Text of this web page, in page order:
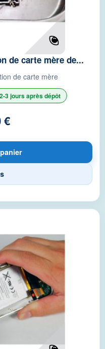
de carte mère de...
de carte mère
3 jours après dépôt
€